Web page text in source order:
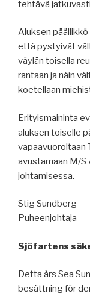
tehtävä
Aluksen
että pystyivät
väylän toisella
rantaan ja näin
koetellaan
Erityismaininta
aluksen toiselle
vapaavuoroltaan
avustamaan M/
johtamisessa.
Stig Sundberg
Puheenjohtaja
Sjöfartens
Detta års Sea
besättning för